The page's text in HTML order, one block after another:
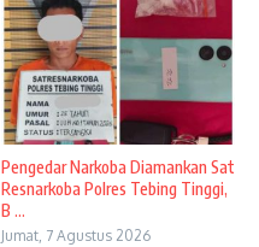
Pengedar Narkoba Diamankan Sat
Resnarkoba Polres Tebing Tinggi,
B ...
Jumat, 7 Agustus 2026